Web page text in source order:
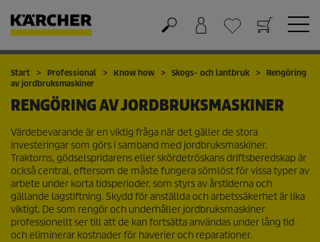
Varukorg
Önskelista
Start Professional Know how Skogs- och lantbruk
Rengöring
av jordbruksmaskiner
RENGÖRING AV JORDBRUKSMASKINER
Värdebevarande är en viktig fråga när det gäller de stora
investeringar som görs i samband med jordbruksmaskiner.
Traktorns, gödselspridarens eller skördetröskans driftsberedskap är
också central, eftersom de måste fungera sömlöst för vissa typer av
arbete under korta tidsperioder, som styrs av årstiderna och
gällande lagstiftning. Skydd för anställda och arbetssäkerhet är lika
viktigt. De som rengör och underhåller jordbruksmaskiner
professionellt ser till att de kan fortsätta användas under lång tid
och eliminerar kostnader för haverier och reparationer.